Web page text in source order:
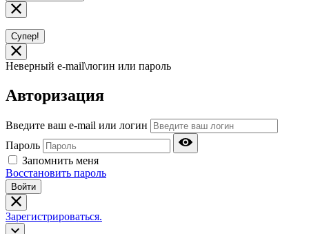
Супер!
Неверный e-mail\логин или пароль
Авторизация
Введите ваш e-mail или логин
Пароль
Запомнить меня
Восстановить пароль
Войти
Зарегистрироваться.